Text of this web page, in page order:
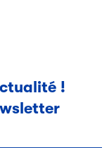
!